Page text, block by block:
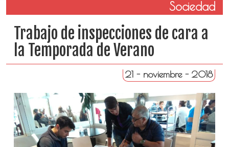
Sociedad
Trabajo de inspecciones de cara a
la Temporada de Verano
21 - noviembre - 2018